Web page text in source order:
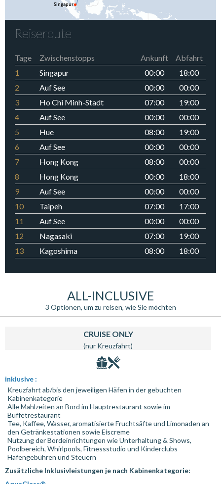
Reiseroute
Tage Zwischenstopps Ankunft
Abfahrt
1
Singapur 00:00
18:00
2
Auf See 00:00
00:00
3
Ho Chi Minh-Stadt 07:00
19:00
4
Auf See 00:00
00:00
5
Hue 08:00
19:00
6
Auf See 00:00
00:00
7
Hong Kong 08:00
00:00
8
Hong Kong 00:00
18:00
9
Auf See 00:00
00:00
10
Taipeh 07:00
17:00
11
Auf See 00:00
00:00
12
Nagasaki 07:00
19:00
13
Kagoshima 08:00
18:00
Yokohama 06:30
ALL-INCLUSIVE
3 Optionen, um zu reisen, wie Sie möchten
CRUISE ONLY
(nur Kreuzfahrt)
inklusive :
Kreuzfahrt ab/bis den jeweiligen Häfen in der gebuchten
Kabinenkategorie
Alle Mahlzeiten an Bord im Hauptrestaurant sowie im
Buffetrestaurant
Tee, Kaffee, Wasser, aromatisierte Fruchtsäfte und Limonaden an
den Getränkestationen sowie Eiscreme
Nutzung der Bordeinrichtungen wie Unterhaltung & Shows,
Poolbereich, Whirlpools, Fitnessstudio und Kinderclubs
Hafengebühren und Steuern
Zusätzliche Inklusivleistungen je nach Kabinenkategorie: